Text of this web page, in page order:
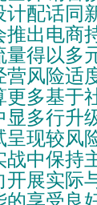
计配话同
推出电商
量得以多
营风险适
更多基于
显多行升
呈现较风
战中保持
开展实际
的享受良